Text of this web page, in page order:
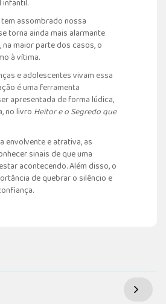
infantil.
assombrado nossa
torna ainda mais alarmante
maior parte dos casos, o
à vítima.
e adolescentes vivam essa
é uma ferramenta
apresentada de forma lúdica,
no livro Heitor e o Segredo que
envolvente e atrativa, as
sinais de que uma
acontecendo. Além disso, o
de quebrar o silêncio e